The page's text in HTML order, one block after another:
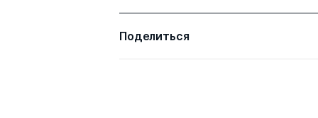
Васильевич
Поделиться